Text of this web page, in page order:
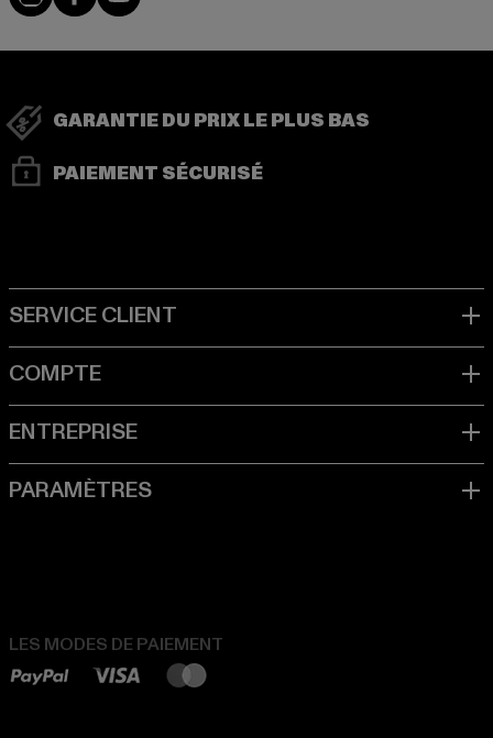
GARANTIE DU PRIX LE PLUS BAS
PAIEMENT SÉCURISÉ
LES MODES DE PAIEMENT